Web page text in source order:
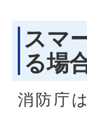
スマ
る場
消防庁